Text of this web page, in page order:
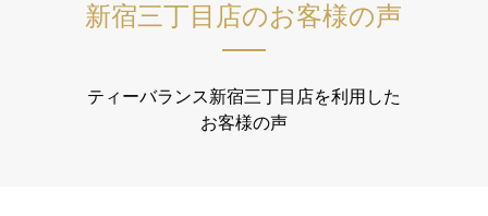
新宿三丁目店のお客様の声
ティーバランス新宿三丁目店を利用した
お客様の声